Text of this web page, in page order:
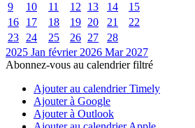
9
10 11 12 13 14
15
16
17 18 19 20 21
22
23
24 25 26 27
28
2025 Jan février 2026 Mar 2027
Abonnez-vous au calendrier filtré
Ajouter au calendrier Timely
Ajouter à Google
Ajouter à Outlook